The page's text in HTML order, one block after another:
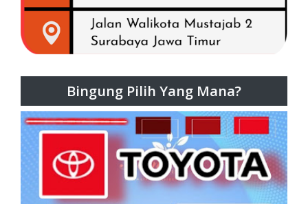
Bingung Pilih Yang Mana?